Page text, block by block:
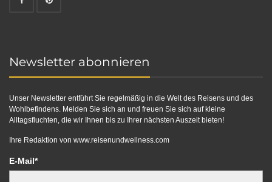
Newsletter abonnieren
Unser Newsletter entführt Sie regelmäßig in die Welt des Reisens und des
Wohlbefindens. Melden Sie sich an und freuen Sie sich auf kleine
Alltagsfluchten, die wir Ihnen bis zu Ihrer nächsten Auszeit bieten!
Ihre Redaktion von www.reisenundwellness.com
E-Mail*